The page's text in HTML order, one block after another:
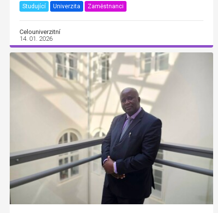
Studující Univerzita Zaměstnanci
Celouniverzitní
14. 01. 2026